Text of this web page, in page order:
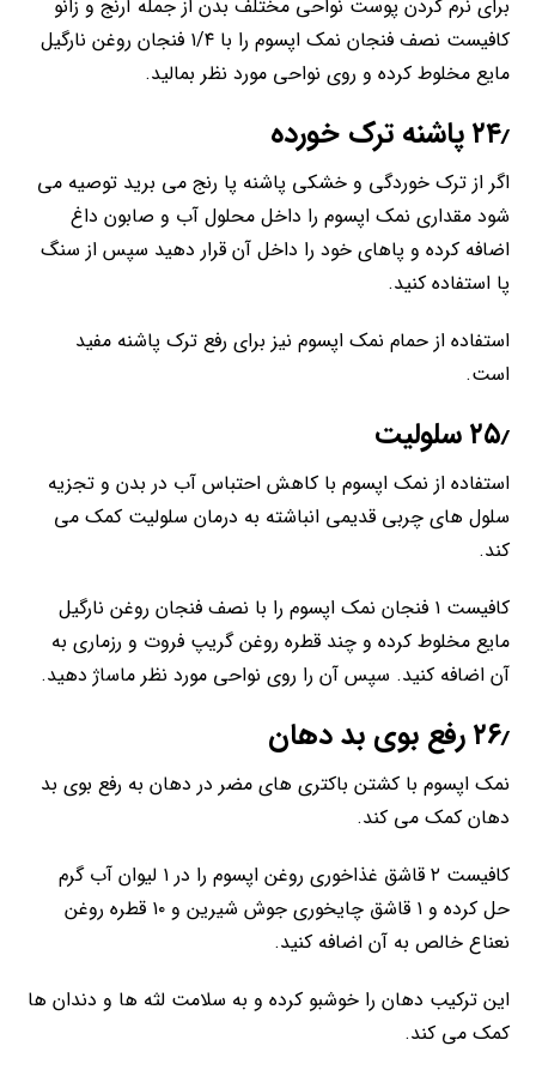
برای نرم کردن پوست نواحی مختلف بدن از جمله آرنج و زانو
کافیست نصف فنجان نمک اپسوم را با ۱/۴ فنجان روغن نارگیل
مایع مخلوط کرده و روی نواحی مورد نظر بمالید.
۲۴٫ پاشنه ترک خورده
اگر از ترک خوردگی و خشکی پاشنه پا رنج می برید توصیه می
شود مقداری نمک اپسوم را داخل محلول آب و صابون داغ
اضافه کرده و پاهای خود را داخل آن قرار دهید سپس از سنگ
پا استفاده کنید.
استفاده از حمام نمک اپسوم نیز برای رفع ترک پاشنه مفید
است.
۲۵٫ سلولیت
استفاده از نمک اپسوم با کاهش احتباس آب در بدن و تجزیه
سلول های چربی قدیمی انباشته به درمان سلولیت کمک می
کند.
کافیست ۱ فنجان نمک اپسوم را با نصف فنجان روغن نارگیل
مایع مخلوط کرده و چند قطره روغن گریپ فروت و رزماری به
آن اضافه کنید. سپس آن را روی نواحی مورد نظر ماساژ دهید.
۲۶٫ رفع بوی بد دهان
نمک اپسوم با کشتن باکتری های مضر در دهان به رفع بوی بد
دهان کمک می کند.
کافیست ۲ قاشق غذاخوری روغن اپسوم را در ۱ لیوان آب گرم
حل کرده و ۱ قاشق چایخوری جوش شیرین و ۱۰ قطره روغن
نعناع خالص به آن اضافه کنید.
این ترکیب دهان را خوشبو کرده و به سلامت لثه ها و دندان ها
کمک می کند.